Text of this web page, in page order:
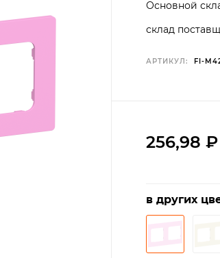
Основной
склад
АРТИКУЛ: FI-
256,98₽
в других